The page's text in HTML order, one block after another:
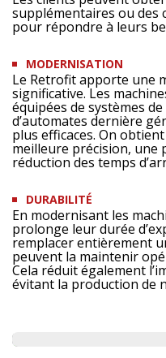
supplémentaires ou des
pour répondre à leurs
MODERNISATION
Le Retrofit apporte une
significative. Les
équipées de systèmes
d’automates dernière
plus efficaces. On
meilleure précision, une
réduction des temps
DURABILITÉ
En modernisant les
prolonge leur durée
remplacer entièrement
peuvent la maintenir
Cela réduit également
évitant la production de